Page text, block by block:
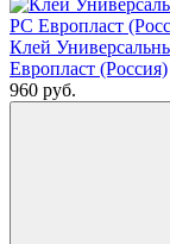
Клей
Европласт (Россия)
960 руб.